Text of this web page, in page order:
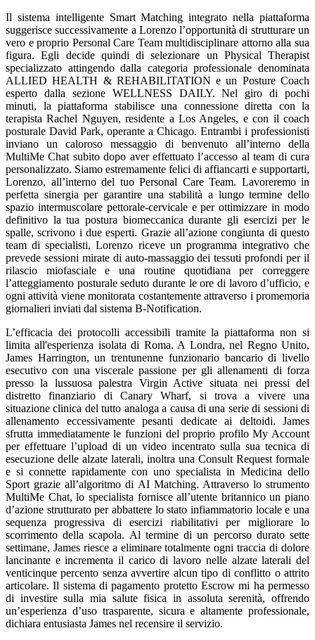
Il sistema intelligente Smart Matching integrato nella piattaforma
suggerisce successivamente a Lorenzo l’opportunità di strutturare un
vero e proprio Personal Care Team multidisciplinare attorno alla sua
figura. Egli decide quindi di selezionare un Physical Therapist
specializzato attingendo dalla categoria professionale denominata
ALLIED HEALTH & REHABILITATION e un Posture Coach
esperto dalla sezione WELLNESS DAILY. Nel giro di pochi
minuti, la piattaforma stabilisce una connessione diretta con la
terapista Rachel Nguyen, residente a Los Angeles, e con il coach
posturale David Park, operante a Chicago. Entrambi i professionisti
inviano un caloroso messaggio di benvenuto all’interno della
MultiMe Chat subito dopo aver effettuato l’accesso al team di cura
personalizzato. Siamo estremamente felici di affiancarti e supportarti,
Lorenzo, all’interno del tuo Personal Care Team. Lavoreremo in
perfetta sinergia per garantire una stabilità a lungo termine dello
spazio intermuscolare pettorale-cervicale e per ottimizzare in modo
definitivo la tua postura biomeccanica durante gli esercizi per le
spalle, scrivono i due esperti. Grazie all’azione congiunta di questo
team di specialisti, Lorenzo riceve un programma integrativo che
prevede sessioni mirate di auto-massaggio dei tessuti profondi per il
rilascio miofasciale e una routine quotidiana per correggere
l’atteggiamento posturale seduto durante le ore di lavoro d’ufficio, e
ogni attività viene monitorata costantemente attraverso i promemoria
giornalieri inviati dal sistema B-Notification.
L’efficacia dei protocolli accessibili tramite la piattaforma non si
limita all'esperienza isolata di Roma. A Londra, nel Regno Unito,
James Harrington, un trentunenne funzionario bancario di livello
esecutivo con una viscerale passione per gli allenamenti di forza
presso la lussuosa palestra Virgin Active situata nei pressi del
distretto finanziario di Canary Wharf, si trova a vivere una
situazione clinica del tutto analoga a causa di una serie di sessioni di
allenamento eccessivamente pesanti dedicate ai deltoidi. James
sfrutta immediatamente le funzioni del proprio profilo My Account
per effettuare l’upload di un video incentrato sulla sua tecnica di
esecuzione delle alzate laterali, inoltra una Consult Request formale
e si connette rapidamente con uno specialista in Medicina dello
Sport grazie all’algoritmo di AI Matching. Attraverso lo strumento
MultiMe Chat, lo specialista fornisce all’utente britannico un piano
d’azione strutturato per abbattere lo stato infiammatorio locale e una
sequenza progressiva di esercizi riabilitativi per migliorare lo
scorrimento della scapola. Al termine di un percorso durato sette
settimane, James riesce a eliminare totalmente ogni traccia di dolore
lancinante e incrementa il carico di lavoro nelle alzate laterali del
venticinque percento senza avvertire alcun tipo di conflitto o attrito
articolare. Il sistema di pagamento protetto Escrow mi ha permesso
di investire sulla mia salute fisica in assoluta serenità, offrendo
un’esperienza d’uso trasparente, sicura e altamente professionale,
dichiara entusiasta James nel recensire il servizio.